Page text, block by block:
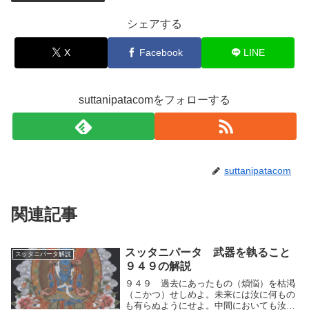
シェアする
X Facebook LINE
suttanipatacomをフォローする
suttanipatacom
関連記事
スッタニパータ解説
スッタニパータ 武器を執ること
９４９の解説
９４９ 過去にあったもの（煩悩）を枯渇
（こかつ）せしめよ。未来には汝に何もの
も有らぬようにせよ。中間においても汝が